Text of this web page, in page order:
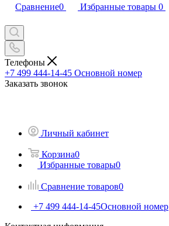
Сравнение0 Избранные товары 0
Телефоны
+7 499 444-14-45 Основной номер
Заказать звонок
Личный кабинет
Корзина0
Избранные товары0
Сравнение товаров0
+7 499 444-14-45Основной номер